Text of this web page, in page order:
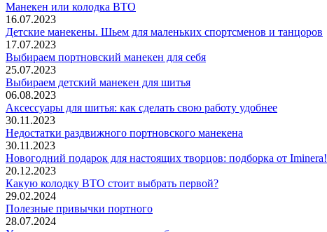
Манекен или колодка ВТО
16.07.2023
Детские манекены. Шьем для маленьких спортсменов и танцоров
17.07.2023
Выбираем портновский манекен для себя
25.07.2023
Выбираем детский манекен для шитья
06.08.2023
Аксессуары для шитья: как сделать свою работу удобнее
30.11.2023
Недостатки раздвижного портновского манекена
30.11.2023
Новогодний подарок для настоящих творцов: подборка от Iminera!
20.12.2023
Какую колодку ВТО стоит выбрать первой?
29.02.2024
Полезные привычки портного
28.07.2024